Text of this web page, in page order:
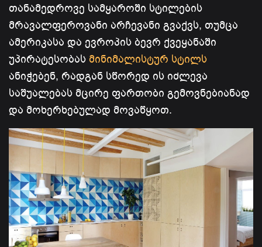
თანამედროვე სამყაროში სტილების
მრავალფეროვანი არჩევანი გვაქვს, თუმცა
ამერიკასა და ევროპის ბევრ ქვეყანაში
უპირატესობას მინიმალისტურ სტილს
ანიჭებენ, რადგან სწორედ ის იძლევა
საშუალებას მცირე ფართობი გემოვნებიანად
და მოხერხებულად მოვაწყოთ.